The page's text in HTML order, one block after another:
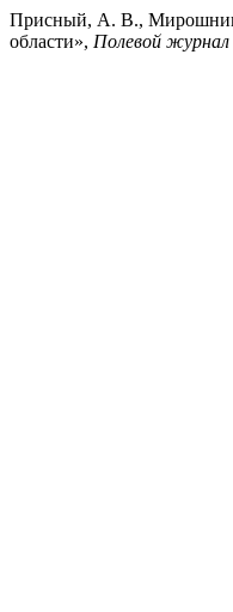
Присный, А. В.,
области», Полевой журнал